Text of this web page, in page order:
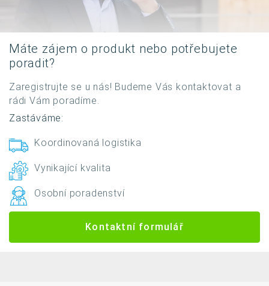
Máte zájem o produkt nebo potřebujete
poradit?
Zaregistrujte se u nás! Budeme Vás kontaktovat a
rádi Vám poradíme.
Zastáváme:
Koordinovaná logistika
Vynikající kvalita
Osobní poradenství
Kontaktní formulář